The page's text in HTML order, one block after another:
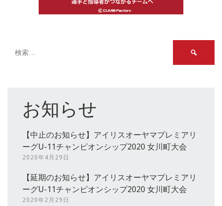
お知らせ
【中止のお知らせ】アイリスオーヤマプレミアリ
ーグU-11チャンピオンシップ2020 女川町大会
2020年4月29日
【延期のお知らせ】アイリスオーヤマプレミアリ
ーグU-11チャンピオンシップ2020 女川町大会
2020年2月29日